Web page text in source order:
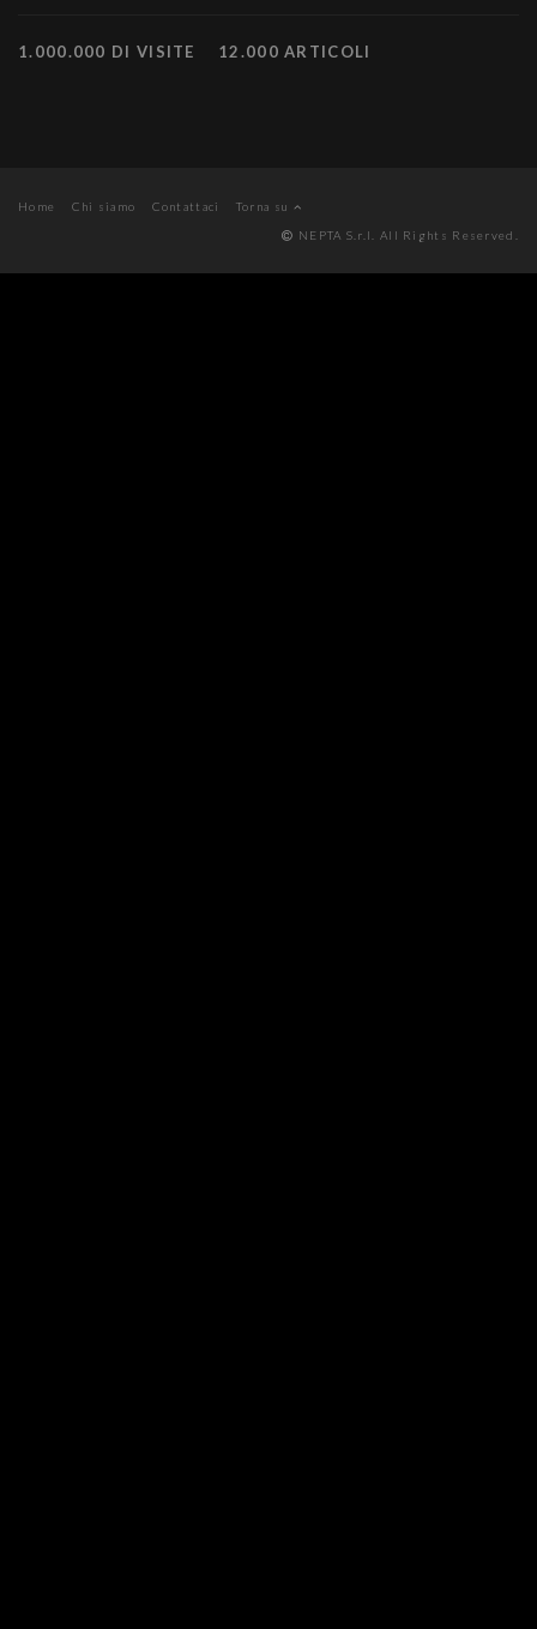
1.000.000 DI VISITE 12.000 ARTICOLI
Home Chi siamo Contattaci
Torna su
NEPTA S.r.l. All Rights Reserved.